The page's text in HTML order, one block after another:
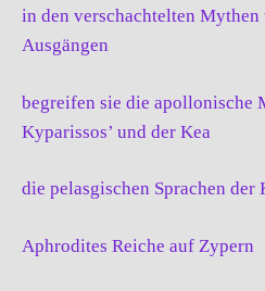
in den verschachtelten
Ausgängen
begreifen sie die apollonische
Kyparissos’ und der Kea
die pelasgischen Sprachen der
Aphrodites Reiche auf Zypern